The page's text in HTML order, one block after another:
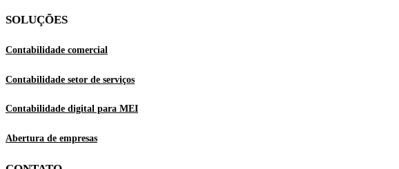
SOLUÇÕES
Contabilidade comercial
Contabilidade setor de serviços
Contabilidade digital para MEI
Abertura de empresas